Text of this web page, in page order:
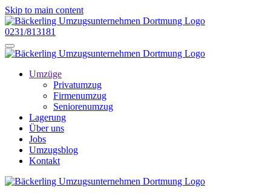
Skip to main content
0231/813181
Umzüge
Privatumzug
Firmenumzug
Seniorenumzug
Lagerung
Über uns
Jobs
Umzugsblog
Kontakt